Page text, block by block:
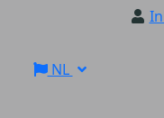
NL